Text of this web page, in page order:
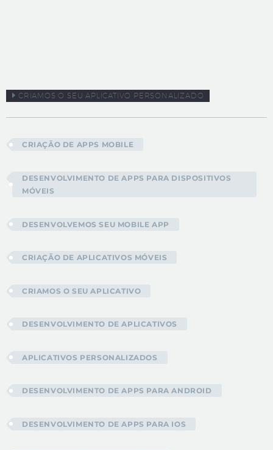
CRIAMOS O SEU APLICATIVO PERSONALIZADO
CRIAÇÃO DE APPS MOBILE
DESENVOLVIMENTO DE APPS PARA DISPOSITIVOS
MÓVEIS
DESENVOLVEMOS SEU MOBILE APP
CRIAÇÃO DE APLICATIVOS MÓVEIS
CRIAMOS O SEU APLICATIVO
DESENVOLVIMENTO DE APLICATIVOS
APLICATIVOS PERSONALIZADOS
DESENVOLVIMENTO DE APPS PARA ANDROID
DESENVOLVIMENTO DE APPS PARA IOS